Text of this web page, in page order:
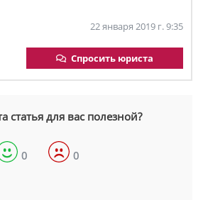
22 января 2019 г. 9:35
Спросить юриста
статья для вас полезной?
0 0